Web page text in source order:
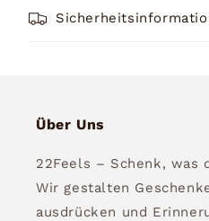
Über Uns
22Feels – Schenk, was
Wir gestalten
ausdrücken und